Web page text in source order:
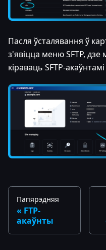
Пасля ўсталявання ў
з'явіцца меню SFTP, дзе
кіраваць SFTP-акаўнтамі
Папярэдняя
FTP-
акаўнты